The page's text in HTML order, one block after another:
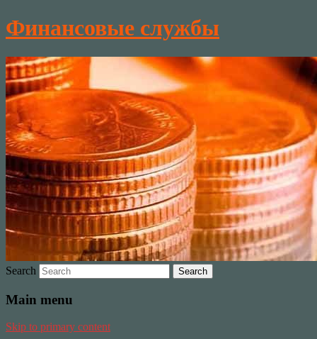
Финансовые службы
Search
Main menu
Skip to primary content